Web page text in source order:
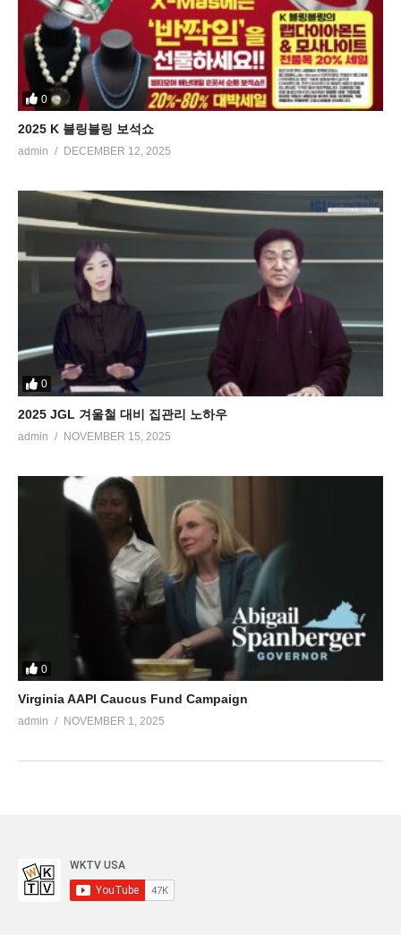
0
2025 K 블링블링 보석쇼
admin DECEMBER 12, 2025
0
2025 JGL 겨울철 대비 집관리 노하우
admin NOVEMBER 15, 2025
0
Virginia AAPI Caucus Fund Campaign
admin NOVEMBER 1, 2025